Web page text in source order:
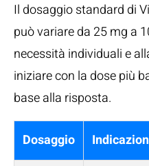
Il dosaggio standard di
può variare da 25 mg a
necessità individuali e
iniziare con la dose più
base alla risposta.
Dosaggio